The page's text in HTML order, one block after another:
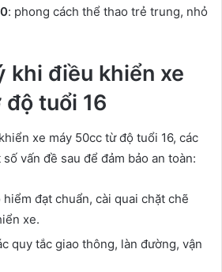
: phong cách thể thao trẻ trung, nhỏ
khi điều khiển xe
tuổi 16
xe máy 50cc từ độ tuổi 16, các
vấn đề sau để đảm bảo an toàn:
đạt chuẩn, cài quai chặt chẽ
xe.
quy tắc giao thông, làn đường, vận